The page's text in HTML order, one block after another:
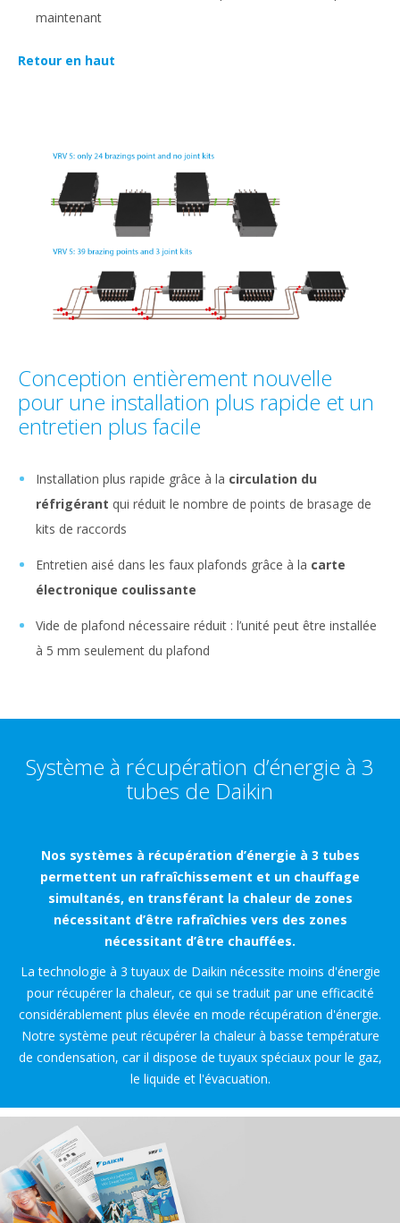
maintenant
Retour en haut
Conception entièrement nouvelle
pour une installation plus rapide et un
entretien plus facile
Installation plus rapide grâce à la circulation du
réfrigérant qui réduit le nombre de points de brasage de
kits de raccords
Entretien aisé dans les faux plafonds grâce à la carte
électronique coulissante
Vide de plafond nécessaire réduit : l’unité peut être installée
à 5 mm seulement du plafond
Système à récupération d’énergie à 3
tubes de Daikin
Nos systèmes à récupération d’énergie à 3 tubes
permettent un rafraîchissement et un chauffage
simultanés, en transférant la chaleur de zones
nécessitant d’être rafraîchies vers des zones
nécessitant d’être chauffées.
La technologie à 3 tuyaux de Daikin nécessite moins d'énergie
pour récupérer la chaleur, ce qui se traduit par une efficacité
considérablement plus élevée en mode récupération d'énergie.
Notre système peut récupérer la chaleur à basse température
de condensation, car il dispose de tuyaux spéciaux pour le gaz,
le liquide et l'évacuation.